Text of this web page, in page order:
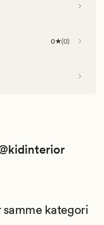
0 (0)
samme kategori